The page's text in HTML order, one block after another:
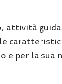
attività
e per la sua